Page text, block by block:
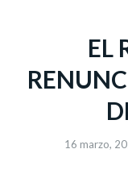
EL
16 marzo,